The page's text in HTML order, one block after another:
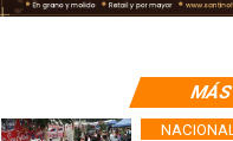
NACIONAL